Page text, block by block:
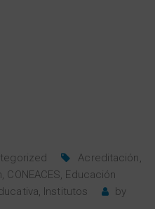
Acreditación,
, CONEACES, Educación
, Institutos
by